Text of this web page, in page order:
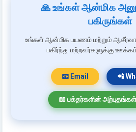
🙏 உங்கள் ஆன்மிக
பகிருங்கள்
உங்கள் ஆன்மிக பயணம் மற்றும்
பகிர்ந்து மற்றவர்களுக்கு
📧 Email 📲
📖 பக்தர்களின்